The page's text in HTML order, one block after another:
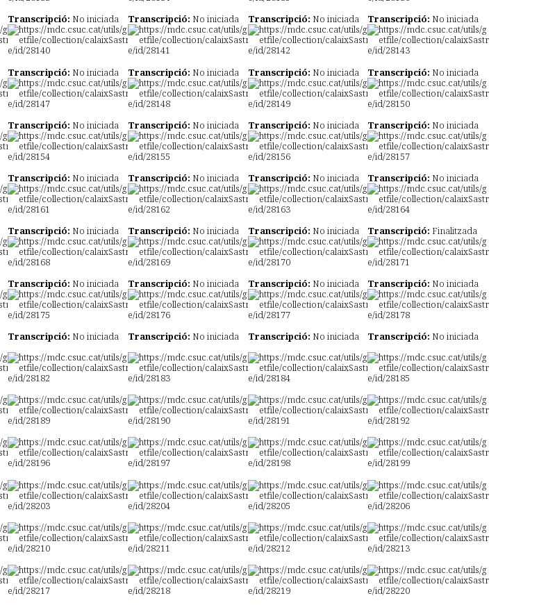
Transcripció: No iniciada Transcripció: No iniciada Transcripció: No iniciada Transcripció: No iniciada
Transcripció: No iniciada Transcripció: No iniciada Transcripció: No iniciada Transcripció: No iniciada
Transcripció: No iniciada Transcripció: No iniciada Transcripció: No iniciada Transcripció: No iniciada
Transcripció: No iniciada Transcripció: No iniciada Transcripció: No iniciada Transcripció: No iniciada
Transcripció: No iniciada Transcripció: No iniciada Transcripció: No iniciada Transcripció: Finalitzada
Transcripció: No iniciada Transcripció: No iniciada Transcripció: No iniciada Transcripció: No iniciada
Transcripció: No iniciada Transcripció: No iniciada Transcripció: No iniciada Transcripció: No iniciada